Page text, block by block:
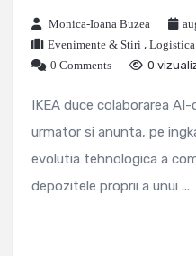
Monica-Ioana Buzea
Evenimente & Stiri , Logistica
0 Comments
0
IKEA duce colaborarea
urmator si anunta, pe
evolutia tehnologica a
depozitele proprii a unui ...